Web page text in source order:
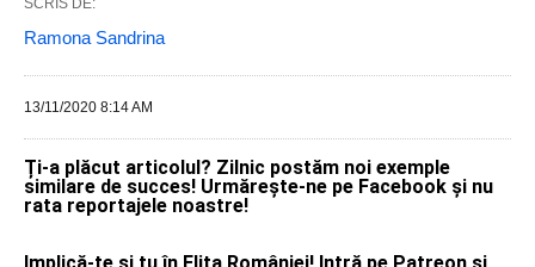
Ramona Sandrina
13/11/2020 8:14 AM
Ți-a plăcut articolul? Zilnic postăm noi exemple
similare de succes! Urmărește-ne pe Facebook și nu
rata reportajele noastre!